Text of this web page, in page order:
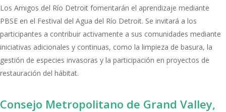
Los Amigos del Río Detroit fomentarán el aprendizaje mediante
PBSE en el Festival del Agua del Río Detroit. Se invitará a los
participantes a contribuir activamente a sus comunidades mediante
iniciativas adicionales y continuas, como la limpieza de basura, la
gestión de especies invasoras y la participación en proyectos de
restauración del hábitat.
Consejo Metropolitano de Grand Valley,